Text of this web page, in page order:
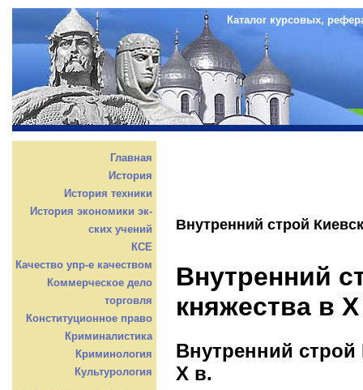
Каталог курсовых,
Главная
История
История техники
История экономики эк-
ских учений
КСЕ
Качество упр-е качеством
Коммерческое дело
торговля
Конституционное право
Криминалистика
Криминология
Культурология
Внутренний строй
Внутренний
княжества в
Внутренний строй
X в.